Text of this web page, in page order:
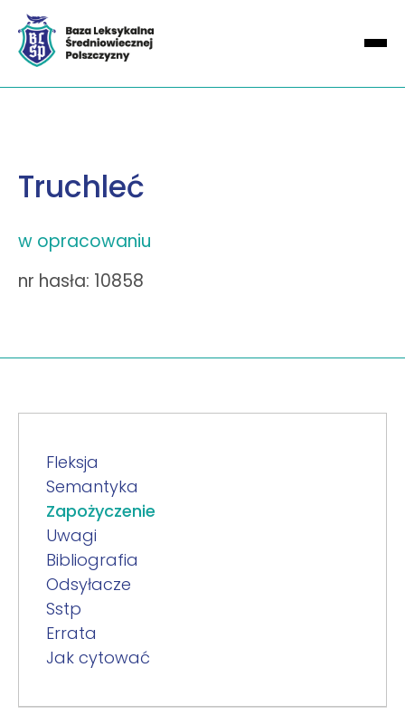
Truchleć
w opracowaniu
nr hasła: 10858
Fleksja
Semantyka
Zapożyczenie
Uwagi
Bibliografia
Odsyłacze
Sstp
Errata
Jak cytować